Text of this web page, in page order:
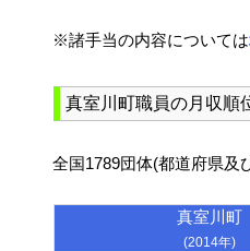
※諸手当の内容については
真室川町職員の月収順
全国1789団体(都道府県及
真室川町
(2014年)